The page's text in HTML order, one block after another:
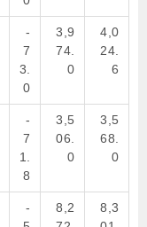
-
7
3.
0
3,9
74.
0
4,0
24.
6
-
7
1.
8
3,5
06.
0
3,5
68.
0
-
8,2
8,3